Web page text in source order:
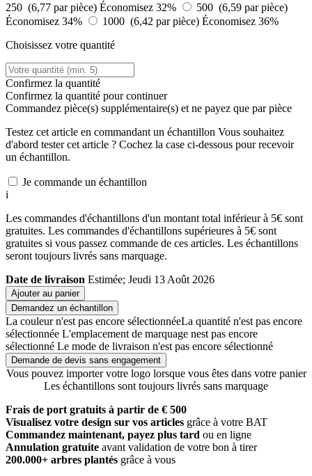
250 (6,77 par pièce) Économisez 32%
500 (6,59 par pièce)
Économisez 34%
1000 (6,42 par pièce) Économisez 36%
Choisissez votre quantité
Confirmez la quantité
Confirmez la quantité pour continuer
Commandez pièce(s) supplémentaire(s) et ne payez que par pièce
Testez cet article en commandant un échantillon Vous souhaitez
d'abord tester cet article ? Cochez la case ci-dessous pour recevoir
un échantillon.
Je commande un échantillon
i
Les commandes d'échantillons d'un montant total inférieur à 5€ sont
gratuites. Les commandes d'échantillons supérieures à 5€ sont
gratuites si vous passez commande de ces articles. Les échantillons
seront toujours livrés sans marquage.
Date de livraison Estimée; Jeudi 13 Août 2026
Ajouter au panier
Demandez un échantillon
La couleur n'est pas encore sélectionnéeLa quantité n'est pas encore
sélectionnée L'emplacement de marquage nest pas encore
sélectionné Le mode de livraison n'est pas encore sélectionné
Demande de devis sans engagement
Vous pouvez importer votre logo lorsque vous êtes dans votre panier
Les échantillons sont toujours livrés sans marquage
Frais de port gratuits à partir de € 500
Visualisez votre design sur vos articles grâce à votre BAT
Commandez maintenant, payez plus tard ou en ligne
Annulation gratuite avant validation de votre bon à tirer
200.000+ arbres plantés grâce à vous